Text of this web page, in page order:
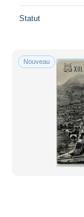
Statut
Nouveau